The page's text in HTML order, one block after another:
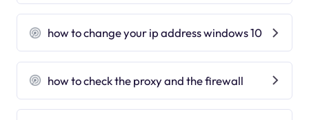
how to change your ip address windows 10
how to check the proxy and the firewall